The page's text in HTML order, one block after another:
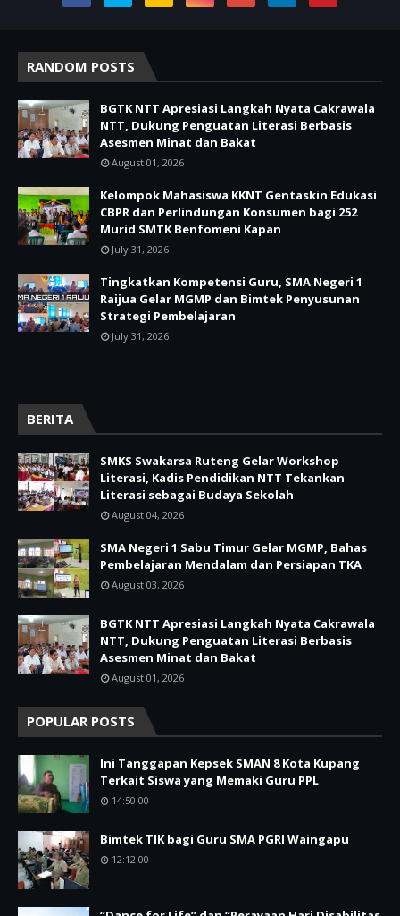
RANDOM POSTS
BGTK NTT Apresiasi Langkah Nyata Cakrawala
NTT, Dukung Penguatan Literasi Berbasis
Asesmen Minat dan Bakat
August 01, 2026
Kelompok Mahasiswa KKNT Gentaskin Edukasi
CBPR dan Perlindungan Konsumen bagi 252
Murid SMTK Benfomeni Kapan
July 31, 2026
Tingkatkan Kompetensi Guru, SMA Negeri 1
Raijua Gelar MGMP dan Bimtek Penyusunan
Strategi Pembelajaran
July 31, 2026
BERITA
SMKS Swakarsa Ruteng Gelar Workshop
Literasi, Kadis Pendidikan NTT Tekankan
Literasi sebagai Budaya Sekolah
August 04, 2026
SMA Negeri 1 Sabu Timur Gelar MGMP, Bahas
Pembelajaran Mendalam dan Persiapan TKA
August 03, 2026
BGTK NTT Apresiasi Langkah Nyata Cakrawala
NTT, Dukung Penguatan Literasi Berbasis
Asesmen Minat dan Bakat
August 01, 2026
POPULAR POSTS
Ini Tanggapan Kepsek SMAN 8 Kota Kupang
Terkait Siswa yang Memaki Guru PPL
14:50:00
Bimtek TIK bagi Guru SMA PGRI Waingapu
12:12:00